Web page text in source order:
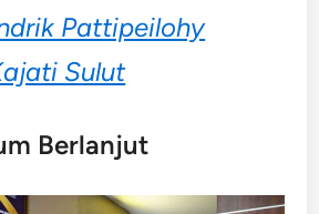
Pattipeilohy
Sulut
Berlanjut